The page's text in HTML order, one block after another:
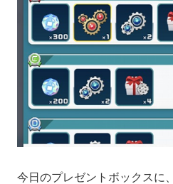
今日のプレゼントボックスに